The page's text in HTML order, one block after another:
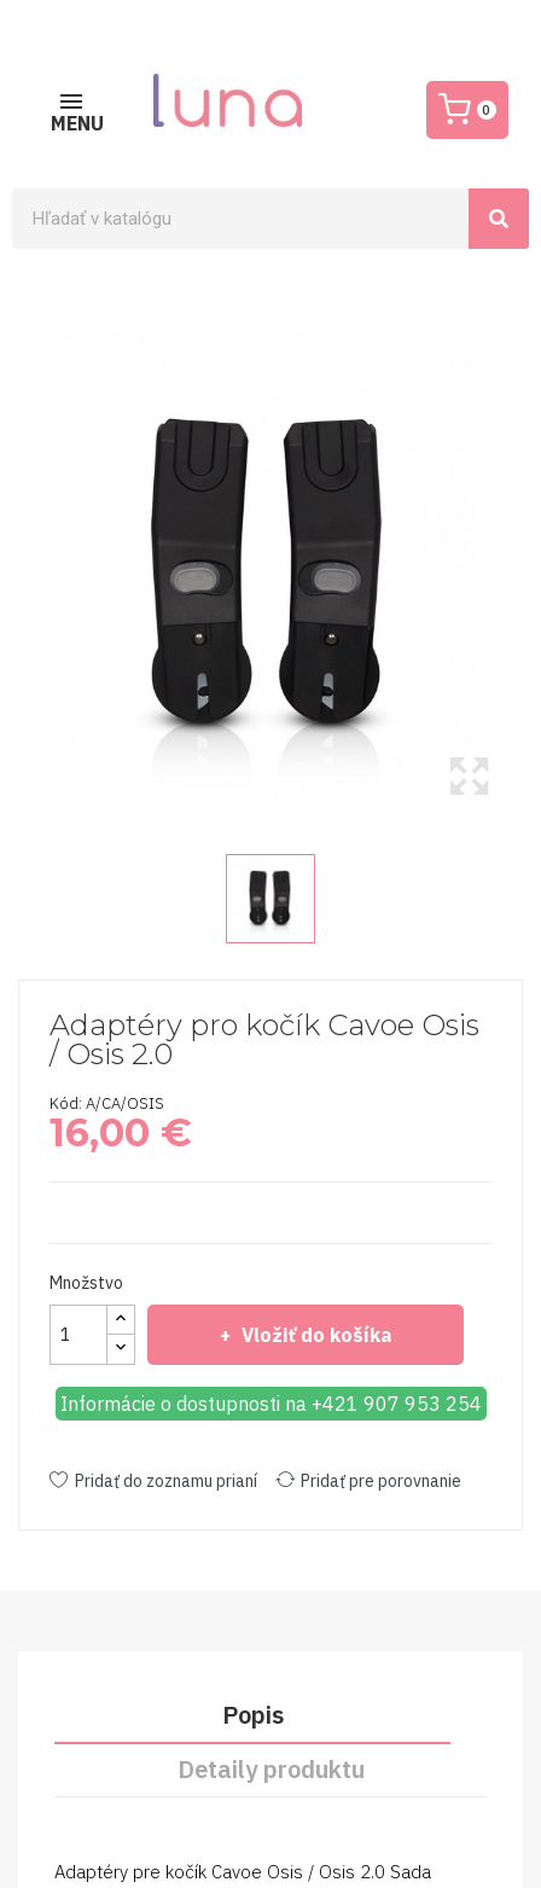
MENU
0
Adaptéry pro kočík Cavoe Osis
/ Osis 2.0
Kód: A/CA/OSIS
16,00 €
Množstvo
Vložiť do košíka
Informácie o dostupnosti na +421 907 953 254
Pridať do zoznamu prianí Pridať pre porovnanie
Popis
Detaily produktu
Adaptéry pre kočík Cavoe Osis / Osis 2.0 Sada